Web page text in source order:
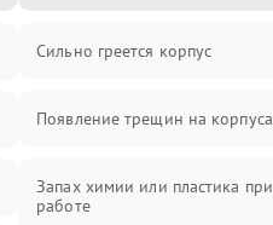
Сильно греется корпус
Появление трещин на корпуса
Запах химии или пластика при
работе